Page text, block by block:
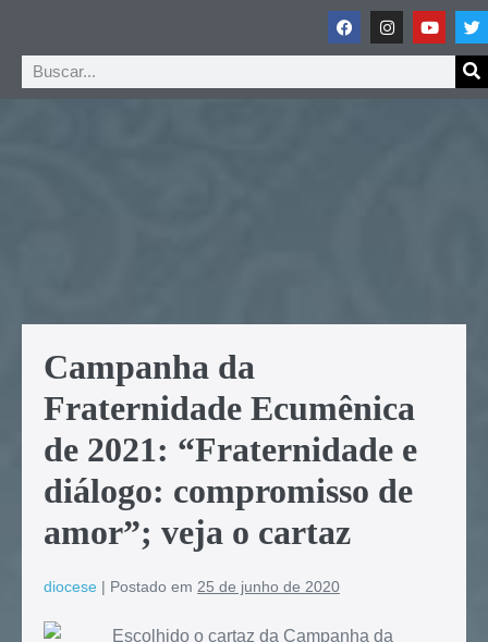
Campanha da
Fraternidade Ecumênica
de 2021: “Fraternidade e
diálogo: compromisso de
amor”; veja o cartaz
diocese | Postado em 25 de junho de 2020